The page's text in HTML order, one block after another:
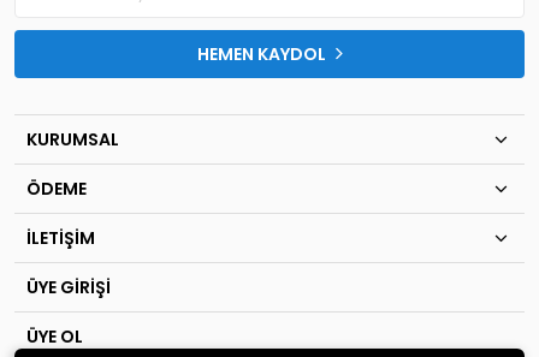
HEMEN KAYDOL
KURUMSAL
ÖDEME
İLETİŞİM
ÜYE GİRİŞİ
ÜYE OL